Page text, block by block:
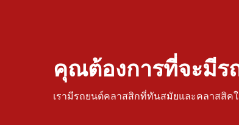
คุณต้องการที่จะมี
เรามีรถยนต์คลาสสิกที่ทันสมัยและคลาสสิคใ